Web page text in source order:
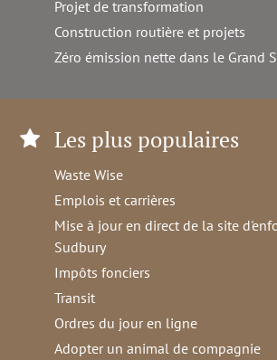
Projet de transformation
Construction routière et projets
Zéro émission nette dans le Grand
Les plus populaires
Waste Wise
Emplois et carrières
Mise à jour en direct de la site
Sudbury
Impôts fonciers
Transit
Ordres du jour en ligne
Adopter un animal de compagnie